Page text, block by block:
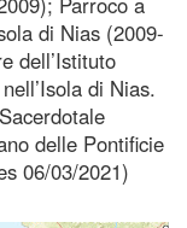
di Nias (2009-
dell’Istituto
di Nias.
delle Pontificie
06/03/2021)